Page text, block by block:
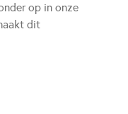
op in onze
dit